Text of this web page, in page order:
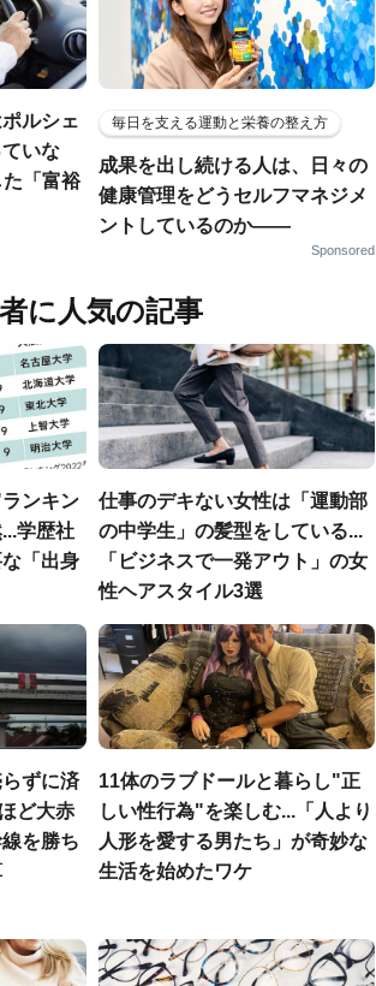
ルシェ
いな
「富裕
毎日を支える運動と栄養の整え方
成果を出し続ける人は、日々の
健康管理をどうセルフマネジメ
ントしているのか——
Sponsored
に人気の記事
ンキン
学歴社
「出身
仕事のデキない女性は「運動部
の中学生」の髪型をしている...
「ビジネスで一発アウト」の女
性ヘアスタイル3選
らずに済
ど大赤
を勝ち
11体のラブドールと暮らし"正
しい性行為"を楽しむ...「人より
人形を愛する男たち」が奇妙な
生活を始めたワケ